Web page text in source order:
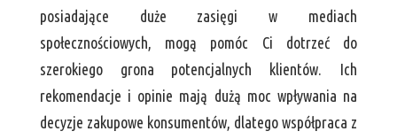
posiadające duże zasięgi w mediach
społecznościowych, mogą pomóc Ci dotrzeć do
szerokiego grona potencjalnych klientów. Ich
rekomendacje i opinie mają dużą moc wpływania na
decyzje zakupowe konsumentów, dlatego współpraca z